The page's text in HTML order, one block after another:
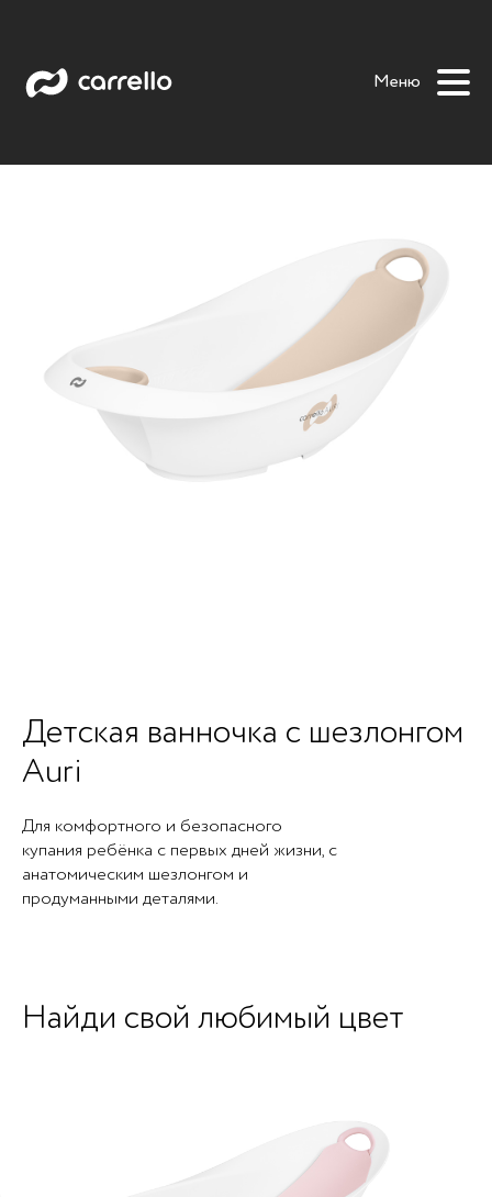
Меню
Auri Auri stand Omi
Детская ванночка с шезлонгом
Auri
Для комфортного и безопасного
купания ребёнка с первых дней жизни, с
анатомическим шезлонгом и
продуманными деталями.
Найди свой любимый цвет